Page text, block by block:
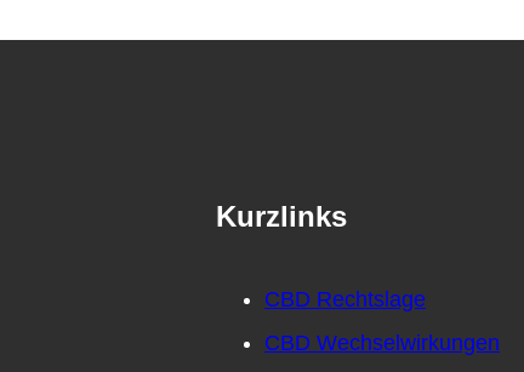
Kurzlinks
CBD Rechtslage
CBD Wechselwirkungen